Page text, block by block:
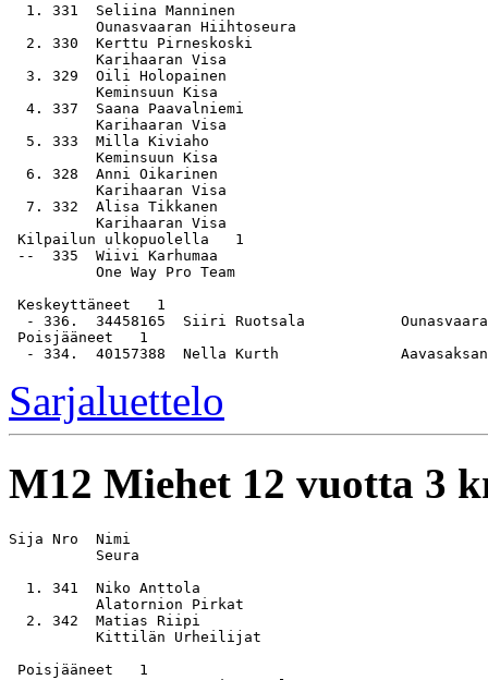
1. 331  Seliina Manninen
          Ounasvaaran Hiihtoseura
2. 330  Kerttu Pirneskoski
          Karihaaran Visa
3. 329  Oili Holopainen
          Keminsuun Kisa
4. 337  Saana Paavalniemi
          Karihaaran Visa
5. 333  Milla Kiviaho
          Keminsuun Kisa
6. 328  Anni Oikarinen
          Karihaaran Visa
7. 332  Alisa Tikkanen
          Karihaaran Visa
Kilpailun ulkopuolella   1
--  335  Wiivi Karhumaa
          One Way Pro Team
Keskeyttäneet   1
- 336.  34458165  Siiri Ruotsala
Poisjääneet   1
Sarjaluettelo
M12 Miehet 12 vuotta 3
Sija Nro  Nimi
          Seura
1. 341  Niko Anttola
          Alatornion Pirkat
2. 342  Matias Riipi
          Kittilän Urheilijat
Poisjääneet   1